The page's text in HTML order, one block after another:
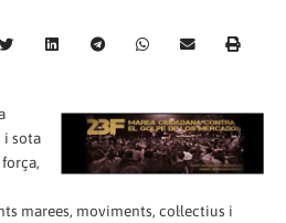
i sota
marees, moviments, col·lectius i